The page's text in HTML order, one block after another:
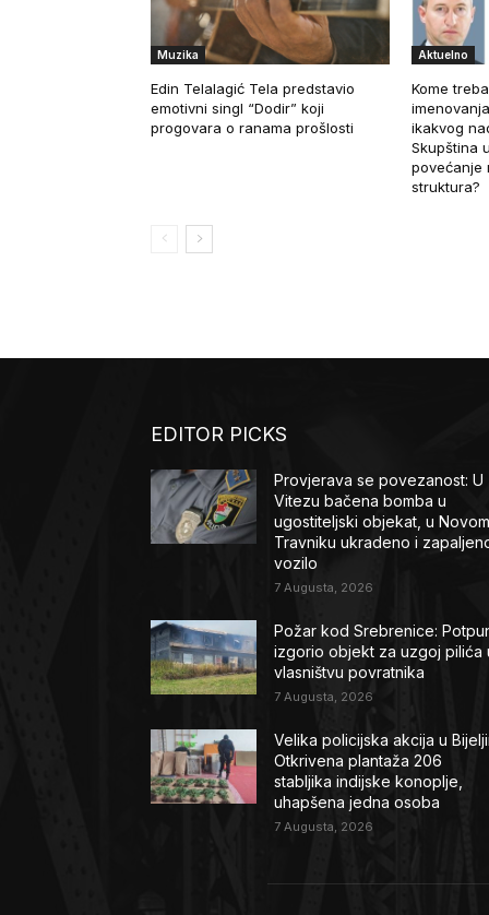
Muzika
Edin Telalagić Tela predstavio
emotivni singl “Dodir” koji
progovara o ranama prošlosti
Aktuelno
Kome
ikakvog
Skupština
povećanje
struktura?
EDITOR PICKS
Provjerava se povezanost: U
Vitezu bačena bomba u
ugostiteljski objekat, u Novom
Travniku ukradeno i
vozilo
7 Augusta, 2026
Požar kod Srebrenice:
izgorio objekt za uzgoj pilića
vlasništvu povratnika
7 Augusta, 2026
Velika policijska akcija u
Otkrivena plantaža 206
stabljika indijske konoplje,
uhapšena jedna osoba
7 Augusta, 2026